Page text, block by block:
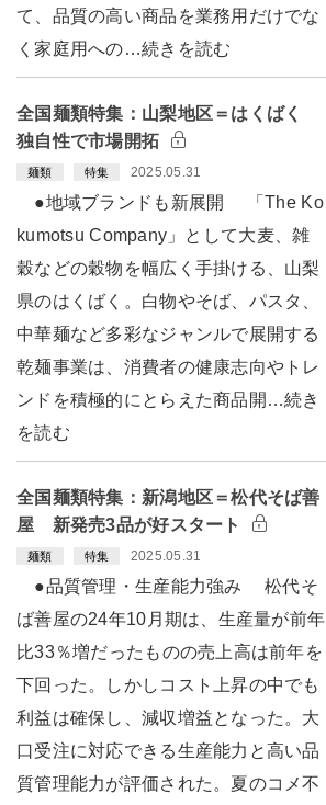
て、品質の高い商品を業務用だけでな
く家庭用への…続きを読む
全国麺類特集：山梨地区＝はくばく
独自性で市場開拓
麺類 特集 2025.05.31
●地域ブランドも新展開 「The Ko
kumotsu Company」として大麦、雑
穀などの穀物を幅広く手掛ける、山梨
県のはくばく。白物やそば、パスタ、
中華麺など多彩なジャンルで展開する
乾麺事業は、消費者の健康志向やトレ
ンドを積極的にとらえた商品開…続き
を読む
全国麺類特集：新潟地区＝松代そば善
屋 新発売3品が好スタート
麺類 特集 2025.05.31
●品質管理・生産能力強み 松代そ
ば善屋の24年10月期は、生産量が前年
比33％増だったものの売上高は前年を
下回った。しかしコスト上昇の中でも
利益は確保し、減収増益となった。大
口受注に対応できる生産能力と高い品
質管理能力が評価された。夏のコメ不